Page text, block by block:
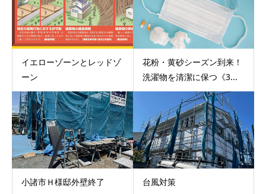
イエローゾーンとレッドゾ
ーン
花粉・黄砂シーズン到来！
洗濯物を清潔に保つ《3...
小諸市Ｈ様邸外壁終了 台風対策